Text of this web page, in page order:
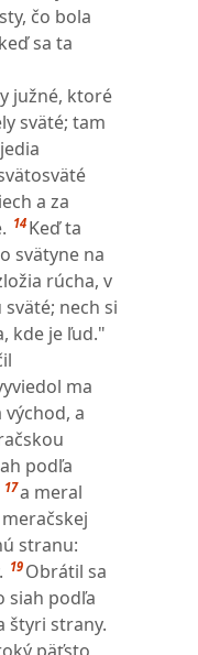
čo bola
sa ta
južné, ktoré
sväté; tam
a za
14 Keď ta
svätyne na
rúcha, v
nech si
kde je ľud."
ma
a
podľa
17a meral
stranu:
19 Obrátil sa
siah podľa
štyri strany.
päťsto,